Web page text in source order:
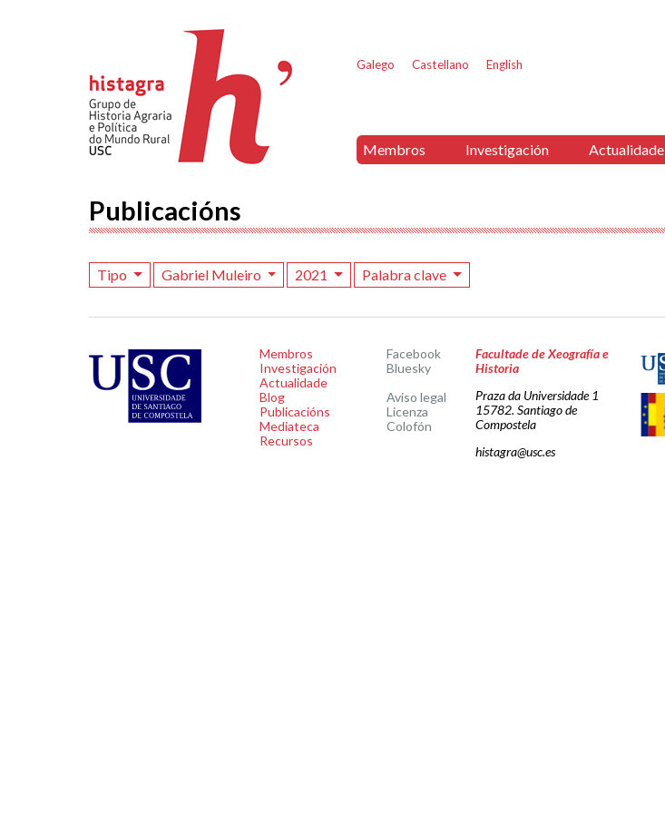
Galego Castellano English
Membros Investigación Actualidade
Publicacións
Tipo Gabriel Muleiro 2021 Palabra clave
Membros
Investigación
Actualidade
Blog
Publicacións
Mediateca
Recursos
Facebook
Bluesky
Aviso legal
Licenza
Colofón
Facultade de Xeografía e
Historia
Praza da Universidade 1
15782. Santiago de
Compostela
histagra@usc.es